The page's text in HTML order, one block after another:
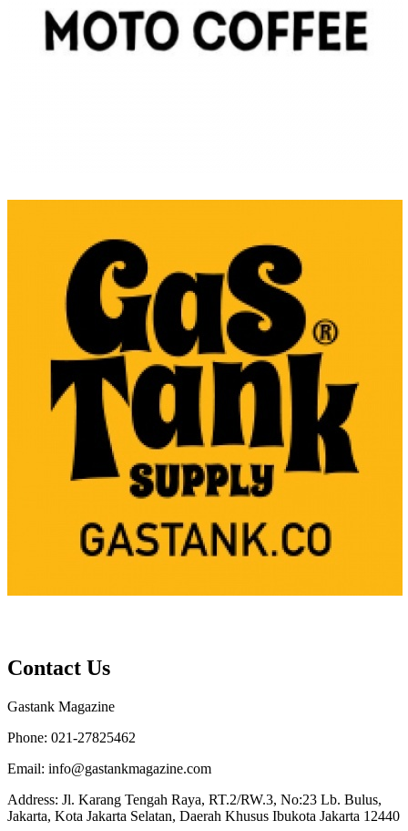
Contact Us
Gastank Magazine
Phone: 021-27825462
Email: info@gastankmagazine.com
Address: Jl. Karang Tengah Raya, RT.2/RW.3, No:23 Lb. Bulus,
Jakarta, Kota Jakarta Selatan, Daerah Khusus Ibukota Jakarta 12440